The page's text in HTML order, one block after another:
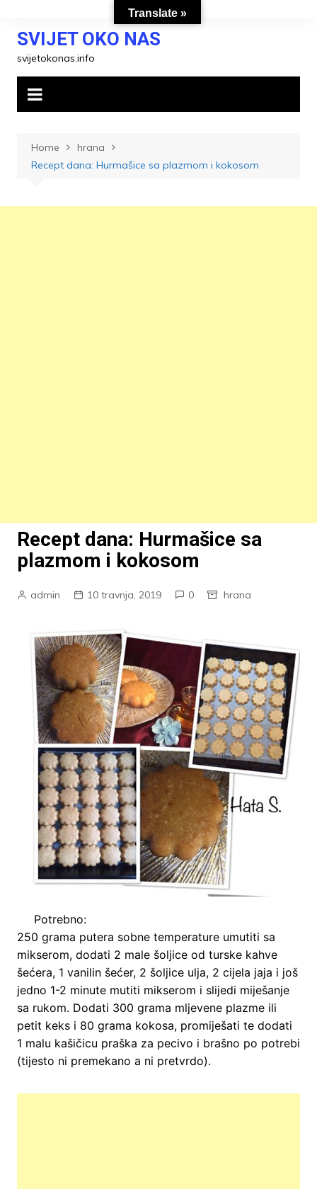
contentSVIJET OKO NAS
svijetokonas.info
Home
hrana
Recept dana: Hurmašice sa plazmom i kokosom
Recept dana: Hurmašice sa
plazmom i kokosom
admin 10 travnja, 2019 0 hrana
Potrebno:
250 grama putera sobne temperature umutiti sa
mikserom, dodati 2 male šoljice od turske kahve
šećera, 1 vanilin šećer, 2 šoljice ulja, 2 cijela jaja i još
jedno 1-2 minute mutiti mikserom i slijedi miješanje
sa rukom. Dodati 300 grama mljevene plazme ili
petit keks i 80 grama kokosa, promiješati te dodati
1 malu kašičicu praška za pecivo i brašno po potrebi
(tijesto ni premekano a ni pretvrdo).
Translate »